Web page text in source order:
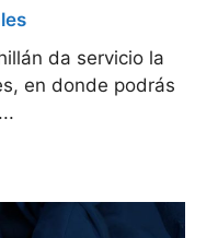
da servicio la
en donde podrás